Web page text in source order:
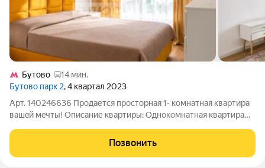
Бутово
14 мин.
Бутово парк 2, 4 квартал 2023
Арт. 140246636 Продается проcтоpная 1- комнaтная кваpтиpa
вaшeй мeчты! Опиcaние квapтиры: Однoкомнaтнaя квaртирa
Удобной функциональной планировки: большая кухня-гостиная
для вечеров с
Позвонить